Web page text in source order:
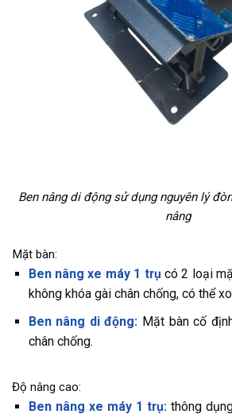
Ben nâng di động sử dụng nguyên lý
nâng
Mặt bàn:
Ben nâng xe máy 1 trụ có 2 loại
không khóa gài chân chống, có thể
Ben nâng di động: Mặt bàn cố
chân chống.
Độ nâng cao:
Ben nâng xe máy 1 trụ: thông